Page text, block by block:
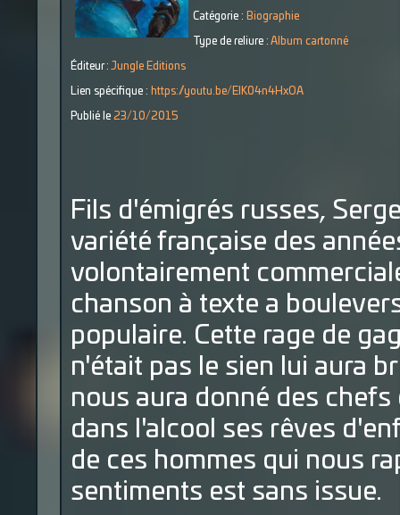
Catégorie : Biographie
Type de reliure : Album cartonné
Éditeur : Jungle Editions
Lien spécifique : https://youtu.be/ElK04n4HxOA
Publié le 23/10/2015
Fils d'émigrés russes,
variété française des
volontairement
chanson à texte a
populaire. Cette rage de
n'était pas le sien lui aura
nous aura donné des
dans l'alcool ses rêves
de ces hommes qui nous
sentiments est sans issue.